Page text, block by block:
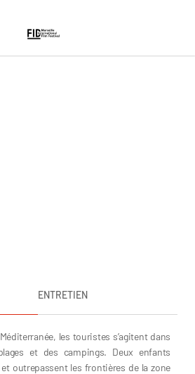
ENTRETIEN
Méditerranée, les touristes s’agitent dans
et des campings. Deux enfants
et outrepassent les frontières de la zone